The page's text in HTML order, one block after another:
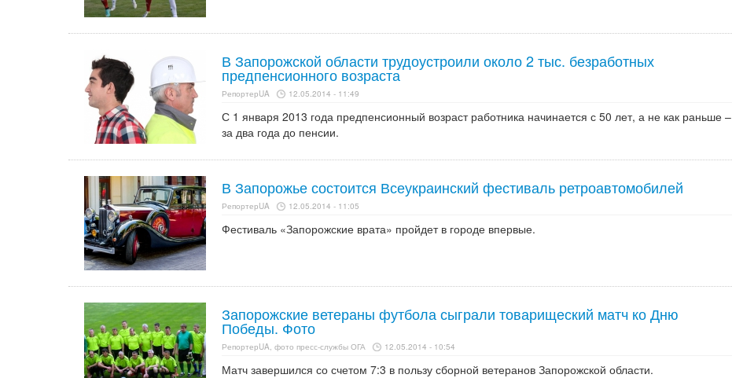
В Запорожской области трудоустроили около 2 тыс. безработных
предпенсионного возраста
РепортерUA 12.05.2014 - 11:49
С 1 января 2013 года предпенсионный возраст работника начинается с 50 лет, а не как раньше –
за два года до пенсии.
В Запорожье состоится Всеукраинский фестиваль ретроавтомобилей
РепортерUA 12.05.2014 - 11:05
Фестиваль «Запорожские врата» пройдет в городе впервые.
Запорожские ветераны футбола сыграли товарищеский матч ко Дню
Победы. Фото
РепортерUA, фото пресс-службы ОГА 12.05.2014 - 10:54
Матч завершился со счетом 7:3 в пользу сборной ветеранов Запорожской области.